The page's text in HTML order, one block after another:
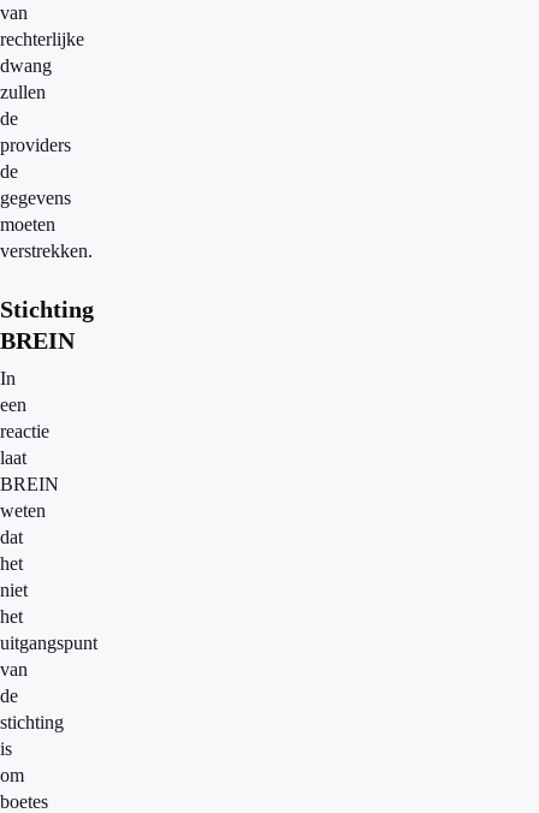
van
rechterlijke
dwang
zullen
de
providers
de
gegevens
moeten
verstrekken.
Stichting
BREIN
In
een
reactie
laat
BREIN
weten
dat
het
niet
het
uitgangspunt
van
de
stichting
is
om
boetes